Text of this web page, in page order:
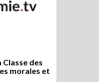
Classe des
morales et